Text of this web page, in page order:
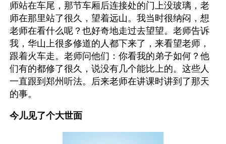
师站在车尾，那节车厢后连接处的门上没玻璃，老
师在那里站了很久，望着远山。我当时很纳闷，想
老师在看什么呢？也好奇地走过去望望。老师告诉
我，华山上很多修道的人都下来了，来看望老师，
跟着火车走。老师问他们：你看我的弟子如何？他
们有的都修了很久，说没有几个能比上的。这些人
一直跟到郑州听法。后来老师在讲课时讲到了那天
的事。
今儿见了个大世面